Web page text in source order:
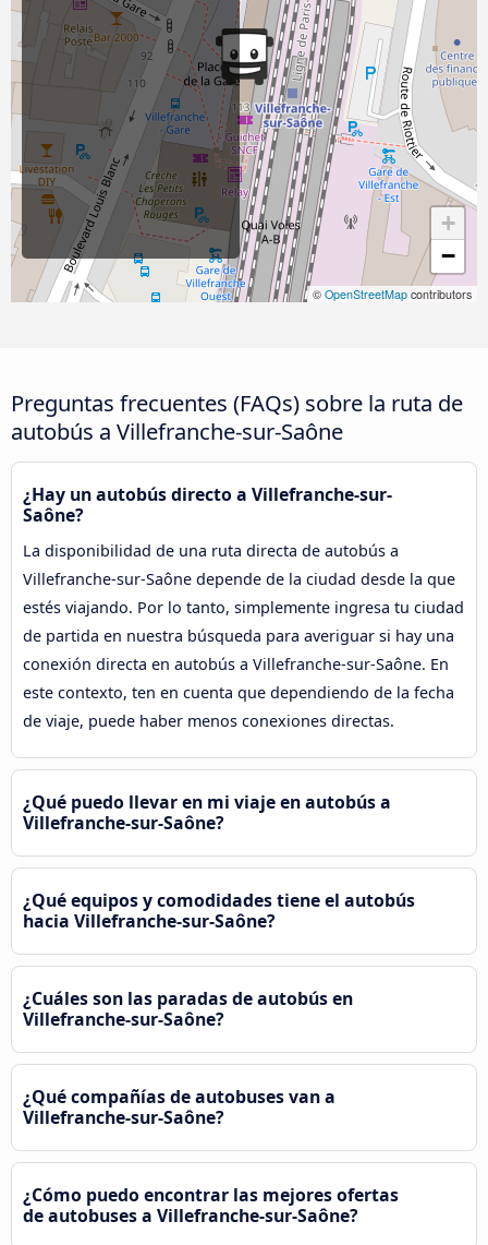
+
−
© OpenStreetMap contributors
Preguntas frecuentes (FAQs) sobre la ruta de
autobús a Villefranche-sur-Saône
¿Hay un autobús directo a Villefranche-sur-
Saône?
La disponibilidad de una ruta directa de autobús a
Villefranche-sur-Saône depende de la ciudad desde la que
estés viajando. Por lo tanto, simplemente ingresa tu ciudad
de partida en nuestra búsqueda para averiguar si hay una
conexión directa en autobús a Villefranche-sur-Saône. En
este contexto, ten en cuenta que dependiendo de la fecha
de viaje, puede haber menos conexiones directas.
¿Qué puedo llevar en mi viaje en autobús a
Villefranche-sur-Saône?
¿Qué equipos y comodidades tiene el autobús
hacia Villefranche-sur-Saône?
¿Cuáles son las paradas de autobús en
Villefranche-sur-Saône?
¿Qué compañías de autobuses van a
Villefranche-sur-Saône?
¿Cómo puedo encontrar las mejores ofertas
de autobuses a Villefranche-sur-Saône?